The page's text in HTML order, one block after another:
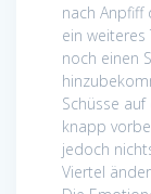
nach Anpfiff
ein weiteres
noch einen
Schüsse
knapp
jedoch
Viertel